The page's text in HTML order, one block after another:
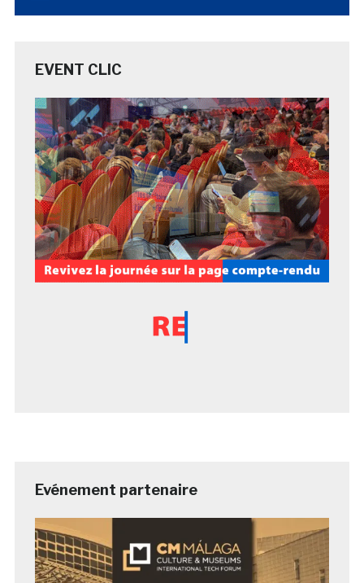
EVENT CLIC
Evénement partenaire